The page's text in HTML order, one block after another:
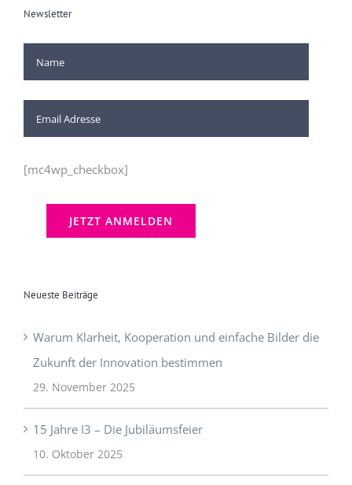
Newsletter
[mc4wp_checkbox]
Neueste Beiträge
Warum Klarheit, Kooperation und einfache Bilder die
Zukunft der Innovation bestimmen
29. November 2025
15 Jahre I3 – Die Jubiläumsfeier
10. Oktober 2025